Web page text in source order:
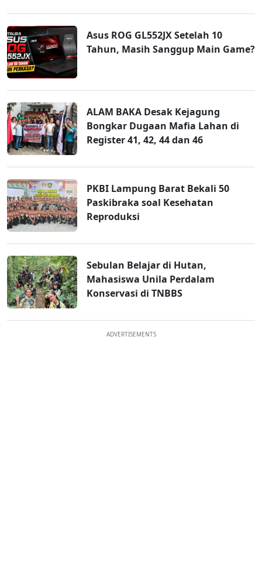
Asus ROG GL552JX Setelah 10
Tahun, Masih Sanggup Main Game?
ALAM BAKA Desak Kejagung
Bongkar Dugaan Mafia Lahan di
Register 41, 42, 44 dan 46
PKBI Lampung Barat Bekali 50
Paskibraka soal Kesehatan
Reproduksi
Sebulan Belajar di Hutan,
Mahasiswa Unila Perdalam
Konservasi di TNBBS
ADVERTISEMENTS